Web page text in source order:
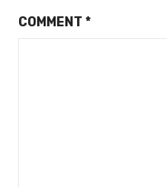
COMMENT *